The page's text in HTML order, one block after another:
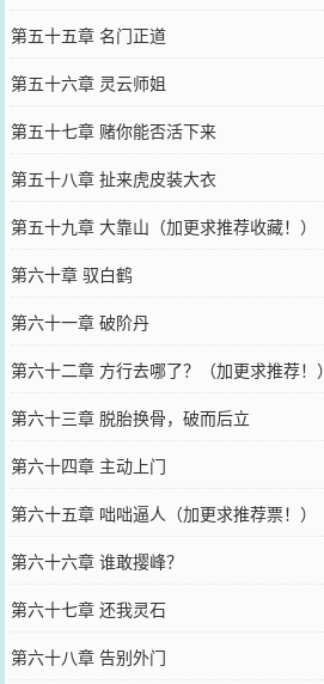
第五十五章 名门正道
第五十六章 灵云师姐
第五十七章 赌你能否活下来
第五十八章 扯来虎皮装大衣
第五十九章 大靠山（加更求推荐收藏！）
第六十章 驭白鹤
第六十一章 破阶丹
第六十二章 方行去哪了？（加更求推荐！）
第六十三章 脱胎换骨，破而后立
第六十四章 主动上门
第六十五章 咄咄逼人（加更求推荐票！）
第六十六章 谁敢撄峰？
第六十七章 还我灵石
第六十八章 告别外门